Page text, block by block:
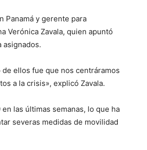
Panamá y gerente para
Verónica Zavala, quien apuntó
asignados.
ellos fue que nos centráramos
a la crisis», explicó Zavala.
las últimas semanas, lo que ha
severas medidas de movilidad